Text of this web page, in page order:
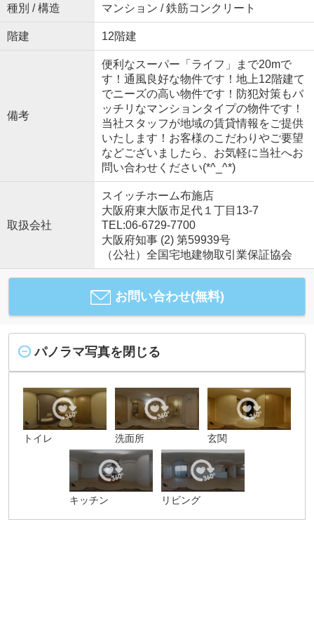
種別 / 構造 マンション / 鉄筋コンクリート
階建 12階建
備考
便利なスーパー「ライフ」まで20mで
す！通風良好な物件です！地上12階建て
でニーズの高い物件です！防犯対策もバ
ッチリなマンションタイプの物件です！
当社スタッフが地域の賃貸情報をご提供
いたします！お客様のこだわりやご要望
などございましたら、お気軽に当社へお
問い合わせください(*^_^*)
取扱会社
スイッチホーム布施店
大阪府東大阪市足代１丁目13-7
TEL:06-6729-7700
大阪府知事 (2) 第59939号
（公社）全国宅地建物取引業保証協会
お問い合わせ(無料)
パノラマ写真を閉じる
トイレ 洗面所 玄関
キッチン リビング